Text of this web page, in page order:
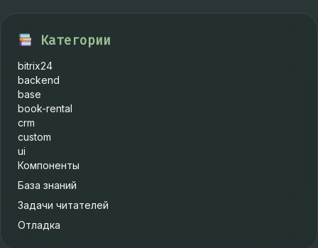
Категории
bitrix24
backend
base
book-rental
crm
custom
ui
Компоненты
База знаний
Задачи читателей
Отладка